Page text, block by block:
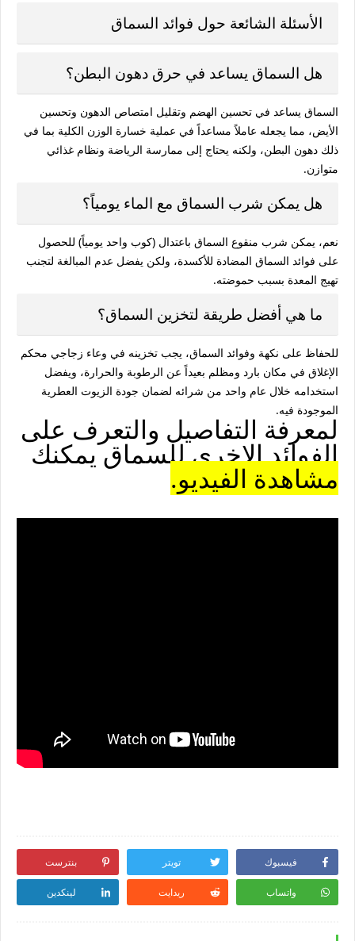
الأسئلة الشائعة حول فوائد السماق
هل السماق يساعد في حرق دهون البطن؟
السماق يساعد في تحسين الهضم وتقليل امتصاص الدهون وتحسين
الأيض، مما يجعله عاملاً مساعداً في عملية خسارة الوزن الكلية بما في
ذلك دهون البطن، ولكنه يحتاج إلى ممارسة الرياضة ونظام غذائي
متوازن.
هل يمكن شرب السماق مع الماء يومياً؟
نعم، يمكن شرب منقوع السماق باعتدال (كوب واحد يومياً) للحصول
على فوائد السماق المضادة للأكسدة، ولكن يفضل عدم المبالغة لتجنب
تهيج المعدة بسبب حموضته.
ما هي أفضل طريقة لتخزين السماق؟
للحفاظ على نكهة وفوائد السماق، يجب تخزينه في وعاء زجاجي محكم
الإغلاق في مكان بارد ومظلم بعيداً عن الرطوبة والحرارة، ويفضل
استخدامه خلال عام واحد من شرائه لضمان جودة الزيوت العطرية
الموجودة فيه.
لمعرفة التفاصيل والتعرف على
الفوائد الاخرى للسماق يمكنك
مشاهدة الفيديو.
فيسبوك تويتر بنترست
واتساب ريدايت لينكدين